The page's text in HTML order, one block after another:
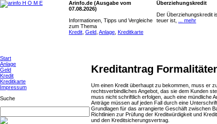
Arinfo.de (Ausgabe vom
07.08.2026)
Informationen, Tipps und Vergleiche
zum Thema
Kredit Geld Anlage Kreditkarte
Überziehungskredit
Der Überziehungskredit
teuer ist,
... mehr
Start
Anlage
Geld
Kredit
Kreditkarte
Impressum
Suche
Kreditantrag
Um einen Kredit überhaupt zu bekommen, muss er
rechtsverbindliches Angebot, das sie dem Kunden
muss nicht schriftlich erfolgen, auch eine mündliche
Anträge müssen auf jeden Fall durch eine
Grundlagen für das arrangierte Geschäft zwischen
Richtlinien zur Prüfung der Kreditwürdigkeit und
und den Kreditsicherungsvertrag.